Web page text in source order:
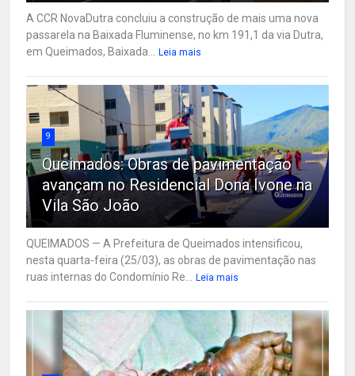
A CCR NovaDutra concluiu a construção de mais uma nova
passarela na Baixada Fluminense, no km 191,1 da via Dutra,
em Queimados, Baixada...
Leia mais
9
Queimados: Obras de pavimentação
avançam no Residencial Dona Ivone na
Vila São João
QUEIMADOS — A Prefeitura de Queimados intensificou,
nesta quarta-feira (25/03), as obras de pavimentação nas
ruas internas do Condomínio Re...
Leia mais